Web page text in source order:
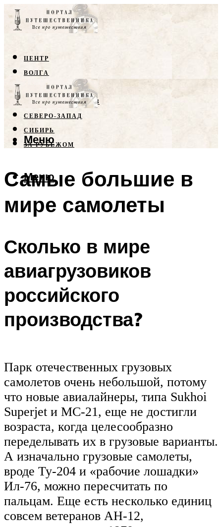
ЦЕНТР
ВОЛГА
КРЫМ
СЕВЕРНЫЙ КАВКАЗ
СЕВЕРО-ЗАПАД
СИБИРЬ
ЗА РУБЕЖОМ
Меню
Меню
Самые большие в
мире самолеты
Сколько в мире
авиагрузовиков
российского
производства?
Парк отечественных грузовых
самолетов очень небольшой, потому
что новые авиалайнеры, типа Sukhoi
Superjet и МС-21, еще не достигли
возраста, когда целесообразно
переделывать их в грузовые варианты.
А изначально грузовые самолеты,
вроде Ту-204 и «рабочие лошадки»
Ил-76, можно пересчитать по
пальцам. Еще есть несколько единиц
совсем ветеранов АН-12,